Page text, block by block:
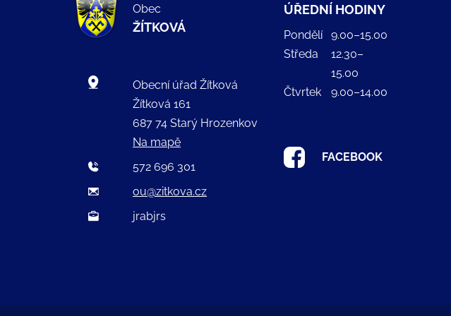
Obec
ŽÍTKOVÁ
Obecní úřad Žítková
Žítková 161
687 74 Starý Hrozenkov
Na mapě
572 696 301
ou@zitkova.cz
jrabjrs
ÚŘEDNÍ HODINY
Pondělí
9.00–15.00
Středa
12.30–
15.00
Čtvrtek
9.00–14.00
FACEBOOK